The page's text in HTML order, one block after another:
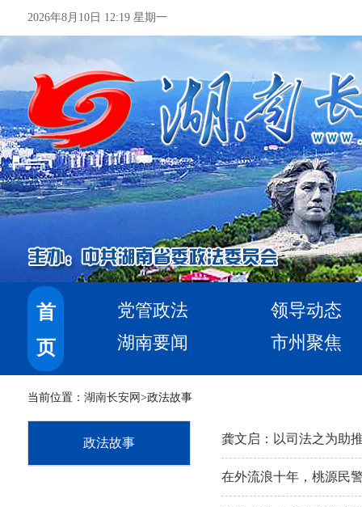
2026年8月10日 12:19 星期一
首
页
党管政法
领导动态
湖南要闻
市州聚焦
当前位置： 湖南长安网 >政法故事
政法故事 龚文启：以司法之为助
在外流浪十年，桃源民